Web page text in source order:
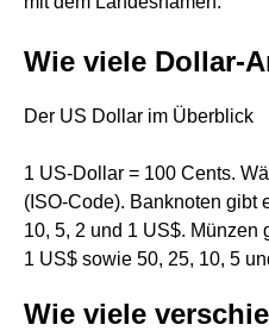
Wie viele Dollar-
Der US Dollar im Überblick
1 US-Dollar = 100 Cents.
(ISO-Code). Banknoten gibt
10, 5, 2 und 1 US$. Münzen
1 US$ sowie 50, 25, 10, 5
Wie viele